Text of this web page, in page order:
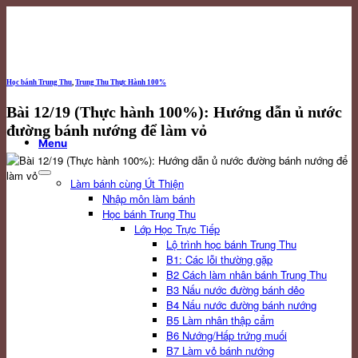
Menu
Làm bánh cùng Út Thiện
Nhập môn làm bánh
Học bánh Trung Thu
Lớp Học Trực Tiếp
Lộ trình học bánh Trung Thu
B1: Các lỗi thường gặp
B2 Cách làm nhân bánh Trung Thu
B3 Nấu nước đường bánh dẻo
B4 Nấu nước đường bánh nướng
B5 Làm nhân thập cẩm
B6 Nướng/Hấp trứng muối
B7 Làm vỏ bánh nướng
Học bánh Trung Thu, Trung Thu Thực Hành 100%
Bài 12/19 (Thực hành 100%): Hướng dẫn ủ nước
đường bánh nướng để làm vỏ